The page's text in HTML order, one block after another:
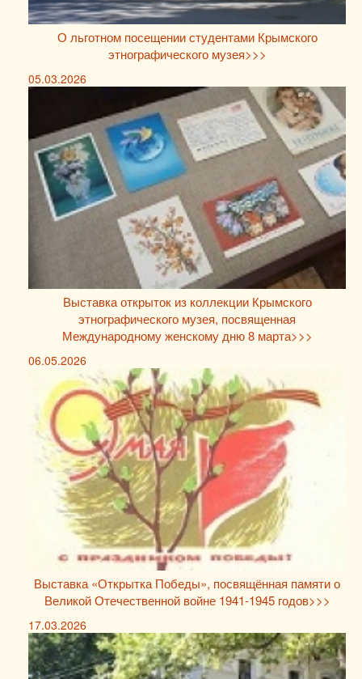
О льготном посещении студентами Крымского
этнографического музея>>>
05.03.2026
Выставка открыток из коллекции Крымского
этнографического музея, посвященная
Международному женскому дню 8 марта>>>
06.05.2026
Выставка «Открытка Победы», посвящённая памяти о
Великой Отечественной войне 1941-1945 годов>>>
17.03.2026